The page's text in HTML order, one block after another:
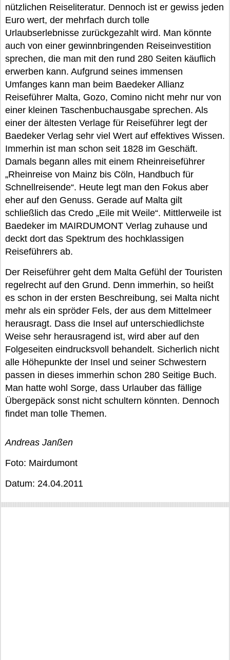
nützlichen Reiseliteratur. Dennoch ist er gewiss jeden
Euro wert, der mehrfach durch tolle
Urlaubserlebnisse zurückgezahlt wird. Man könnte
auch von einer gewinnbringenden Reiseinvestition
sprechen, die man mit den rund 280 Seiten käuflich
erwerben kann. Aufgrund seines immensen
Umfanges kann man beim Baedeker Allianz
Reiseführer Malta, Gozo, Comino nicht mehr nur von
einer kleinen Taschenbuchausgabe sprechen. Als
einer der ältesten Verlage für Reiseführer legt der
Baedeker Verlag sehr viel Wert auf effektives Wissen.
Immerhin ist man schon seit 1828 im Geschäft.
Damals begann alles mit einem Rheinreiseführer
„Rheinreise von Mainz bis Cöln, Handbuch für
Schnellreisende“. Heute legt man den Fokus aber
eher auf den Genuss. Gerade auf Malta gilt
schließlich das Credo „Eile mit Weile“. Mittlerweile ist
Baedeker im MAIRDUMONT Verlag zuhause und
deckt dort das Spektrum des hochklassigen
Reiseführers ab.
Der Reiseführer geht dem Malta Gefühl der Touristen
regelrecht auf den Grund. Denn immerhin, so heißt
es schon in der ersten Beschreibung, sei Malta nicht
mehr als ein spröder Fels, der aus dem Mittelmeer
herausragt. Dass die Insel auf unterschiedlichste
Weise sehr herausragend ist, wird aber auf den
Folgeseiten eindrucksvoll behandelt. Sicherlich nicht
alle Höhepunkte der Insel und seiner Schwestern
passen in dieses immerhin schon 280 Seitige Buch.
Man hatte wohl Sorge, dass Urlauber das fällige
Übergepäck sonst nicht schultern könnten. Dennoch
findet man tolle Themen.
Andreas Janßen
Foto: Mairdumont
Datum: 24.04.2011